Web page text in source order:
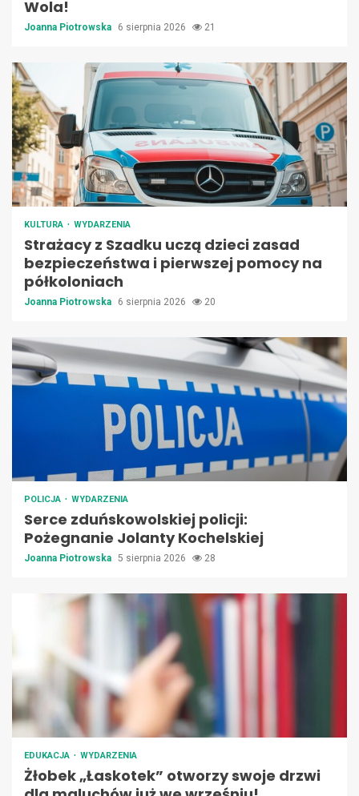
Wola!
Joanna Piotrowska 6 sierpnia 2026 21
KULTURA WYDARZENIA
Strażacy z Szadku uczą dzieci zasad
bezpieczeństwa i pierwszej pomocy na
półkoloniach
Joanna Piotrowska 6 sierpnia 2026 20
POLICJA WYDARZENIA
Serce zduńskowolskiej policji:
Pożegnanie Jolanty Kochelskiej
Joanna Piotrowska 5 sierpnia 2026 28
EDUKACJA WYDARZENIA
Żłobek „Łaskotek” otworzy swoje drzwi